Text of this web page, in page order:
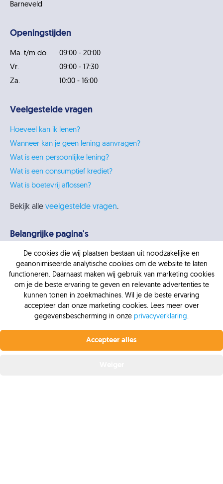
Barneveld
Openingstijden
Ma. t/m do.
09:00 - 20:00
Vr.
09:00 - 17:30
Za.
10:00 - 16:00
Veelgestelde vragen
Hoeveel kan ik lenen?
Wanneer kan je geen lening aanvragen?
Wat is een persoonlijke lening?
Wat is een consumptief krediet?
Wat is boetevrij aflossen?
Bekijk alle veelgestelde vragen.
Belangrijke pagina's
Persoonlijke lening
Lening afsluiten
Freo lening
Greenloans lening
Lening oversluiten
De cookies die wij plaatsen bestaan uit noodzakelijke en
geanonimiseerde analytische cookies om de website te laten
functioneren. Daarnaast maken wij gebruik van marketing cookies
om je de beste ervaring te geven en relevante advertenties te
kunnen tonen in zoekmachines. Wil je de beste ervaring
accepteer dan onze marketing cookies. Lees meer over
gegevensbescherming in onze privacyverklaring.
Accepteer alles
Profiteer nu van de laagste rente.Vanaf 6,4% vaste
rente bij Krediet.nl